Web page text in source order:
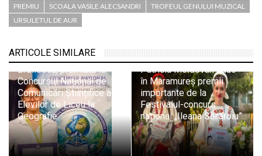
PREMIU
SCOALA VASILE ALECSANDRI
TROFEUL GENULUI MUZICAL
URSULETUL DE AUR
ARTICOLE SIMILARE
Lucacista Ariana
Brăilescu, premiată la
Concursul Național de
Comunicări Științifice ale
Elevilor de Liceu la
Geografie
Victoria Petrenciuc și
Patricia Moldovan aduc
în Maramureș premii
importante de la
Festivalul-concurs
național „Ileana Sărăroiu”
Melisa Danciu, șefa de
Echipa băimăreană de